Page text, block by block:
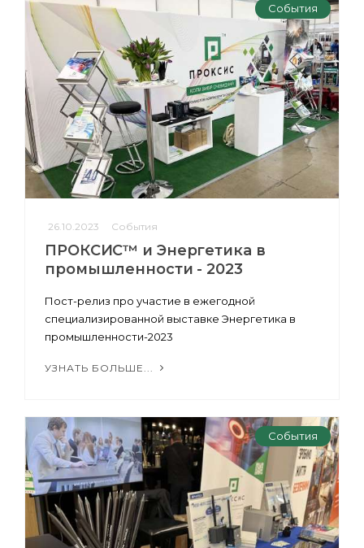
События
26.10.2023 События
ПРОКСИС™ и Энергетика в
промышленности - 2023
Пост-релиз про участие в ежегодной
специализированной выставке Энергетика в
промышленности-2023
УЗНАТЬ БОЛЬШЕ...
События